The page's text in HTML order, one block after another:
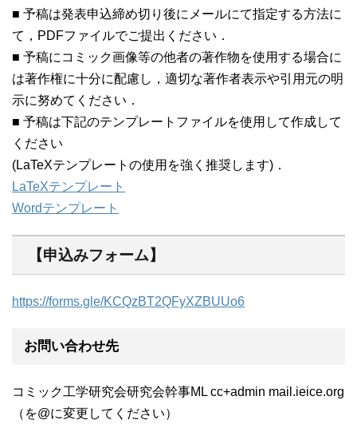
■ 予稿は発表申込締め切り後にメールにて指定する方法に
て，PDFファイルでご提出ください．
■ 予稿にコミック画像等の他者の著作物を使用する場合に
は著作権に十分に配慮し，適切な著作者表示や引用元の明
示に努めてください．
■ 予稿は下記のテンプレートファイルを使用して作成して
ください
(LaTeXテンプレートの使用を強く推奨します)．
LaTeXテンプレート
Wordテンプレート
【申込みフォーム】
https://forms.gle/KCQzBT2QFyXZBUUo6
お問い合わせ先
コミック工学研究会研究会幹事ML cc+admin mail.ieice.org
（を@に変更してください）